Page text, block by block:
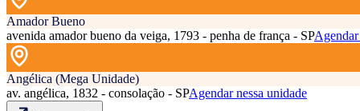
Amador Bueno
avenida amador bueno da veiga, 1793 - penha de frança - SPAgendar
Angélica (Mega Unidade)
av. angélica, 1832 - consolação - SPAgendar nessa unidade